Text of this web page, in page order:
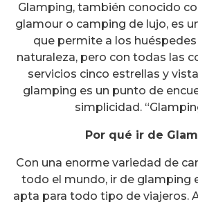
Glamping, también conocido
glamour o camping de lujo, es
que permite a los
naturaleza, pero con todas las
servicios cinco estrellas y
glamping es un punto de
simplicidad.
Por qué ir de
Con una enorme variedad de
todo el mundo, ir de glamping
apta para todo tipo de viajeros.